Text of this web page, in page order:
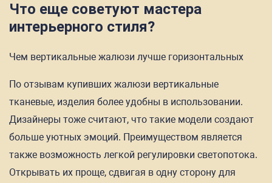
Что еще советуют мастера
интерьерного стиля?
Чем вертикальные жалюзи лучше горизонтальных
По отзывам купивших жалюзи вертикальные
тканевые, изделия более удобны в использовании.
Дизайнеры тоже считают, что такие модели создают
больше уютных эмоций. Преимуществом является
также возможность легкой регулировки светопотока.
Открывать их проще, сдвигая в одну сторону для